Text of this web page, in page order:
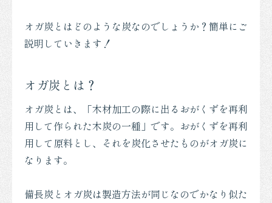
オガ炭とはどのような炭なのでしょうか？簡単にご
説明していきます！
オガ炭とは？
オガ炭とは、「木材加工の際に出るおがくずを再利
用して作られた木炭の一種」です。おがくずを再利
用して原料とし、それを炭化させたものがオガ炭に
なります。
備長炭とオガ炭は製造方法が同じなのでかなり似た